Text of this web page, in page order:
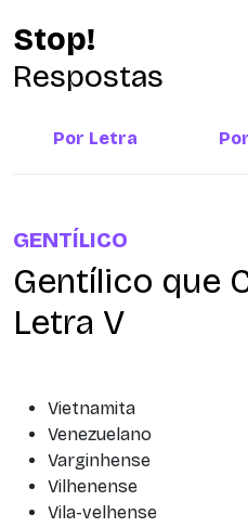
Stop!
Respostas
Por Letra
GENTÍLICO
Gentílico que
Letra V
Vietnamita
Venezuelano
Varginhense
Vilhenense
Vila-velhense